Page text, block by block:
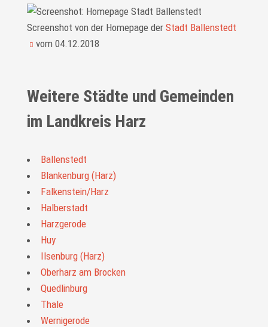
Screenshot von der Homepage der Stadt Ballenstedt
vom 04.12.2018
Weitere Städte und Gemeinden
im Landkreis Harz
Ballenstedt
Blankenburg (Harz)
Falkenstein/Harz
Halberstadt
Harzgerode
Huy
Ilsenburg (Harz)
Oberharz am Brocken
Quedlinburg
Thale
Wernigerode